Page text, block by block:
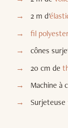
2 m d'
fil
cônes
20 cm de
Machine à
Surjeteuse